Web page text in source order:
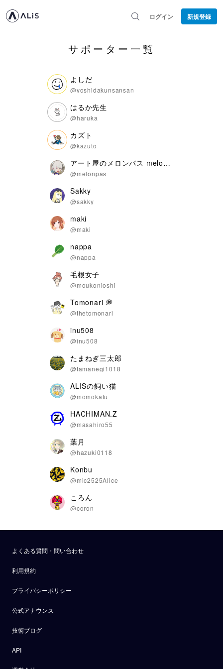
ログイン 新規登録
サポーター一覧
よしだ
@yoshidakunsansan
はるか先生
@haruka
カズト
@kazuto
アート屋のメロンパス melonpas
@melonpas
Sakky
@sakky
maki
@maki
nappa
@nappa
毛根女子
@moukonjoshi
Tomonari 💭
@thetomonari
inu508
@inu508
たまねぎ三太郎
@tamanegi1018
ALISの飼い猫
@momokatu
HACHIMAN.Z
@masahiro55
葉月
@hazuki0118
Konbu
@mic2525Alice
ころん
@coron
よくある質問・問い合わせ
利用規約
プライバシーポリシー
公式アナウンス
技術ブログ
API